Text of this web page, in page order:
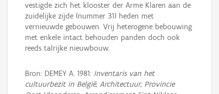
vestigde zich het klooster der Arme Klaren aan de
zuidelijke zijde (nummer 31) heden met
vernieuwde gebouwen. Vrij heterogene bebouwing
met enkele intact behouden panden doch ook
reeds talrijke nieuwbouw.
Bron: DEMEY A. 1981: Inventaris van het
cultuurbezit in België, Architectuur, Provincie